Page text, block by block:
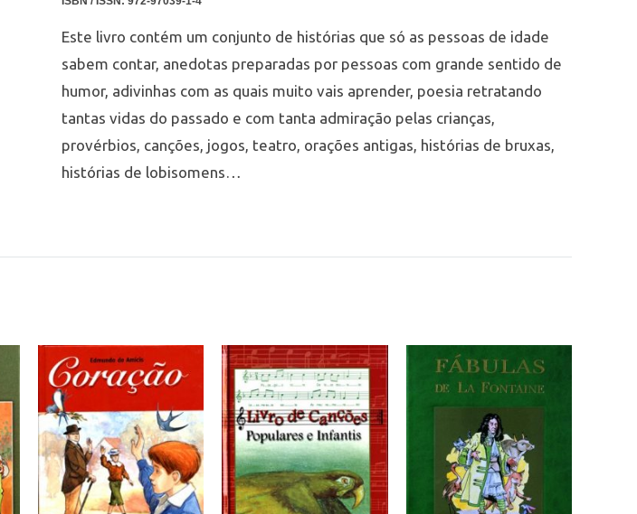
Este livro contém um conjunto de histórias que só as pessoas de idade
sabem contar, anedotas preparadas por pessoas com grande sentido de
humor, adivinhas com as quais muito vais aprender, poesia retratando
tantas vidas do passado e com tanta admiração pelas crianças,
provérbios, canções, jogos, teatro, orações antigas, histórias de bruxas,
histórias de lobisomens…